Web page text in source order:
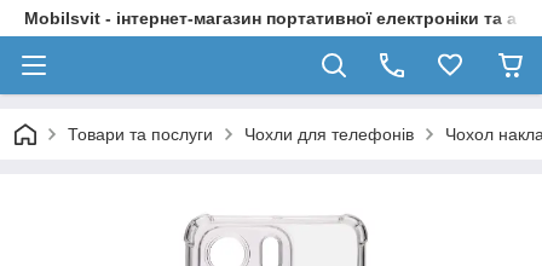
Mobilsvit - інтернет-магазин портативної електроніки та
Товари та послуги Чохли для телефонів Чохол